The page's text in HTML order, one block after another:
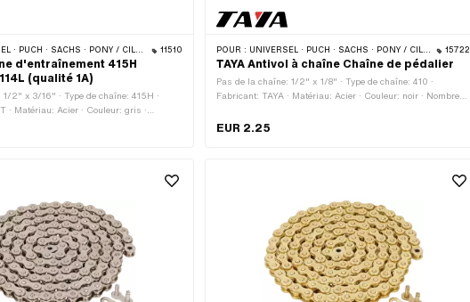
· PONY / CILO (BÊTA 521 & 512) · ZÜNDAPP BELMONDO · TOMOS · BYE BIKE 11510
d'entraînement 415H
(qualité 1A)
2" x 3/16" · Type de chaîne: 415H ·
· Matériau: Acier · Couleur: gris ·
114 pcs · Circonférence de roulement:
POUR : UNIVERSEL · PUCH · SACHS · PONY / CILO (BÊTA 521 & 512) · PIAGGIO · ZÜNDAPP BELMONDO · SOLEX · ALPA CHOPPER / TURBO · CILO 15722
TAYA Antivol à chaîne Chaîne de pédalier
Pas de la chaîne: 1/2" x 1/8" · Type de chaîne: 410 ·
Fabricant: TAYA · Matériau: Acier · Couleur: noir · Nombre
ressort
EUR 2.25